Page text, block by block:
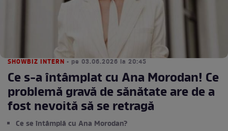
SHOWBIZ INTERN • pe 03.06.2026 la 20:45
Ce s-a întâmplat cu Ana Morodan! Ce
problemă gravă de sănătate are de a
fost nevoită să se retragă
Ce se întâmplă cu Ana Morodan?